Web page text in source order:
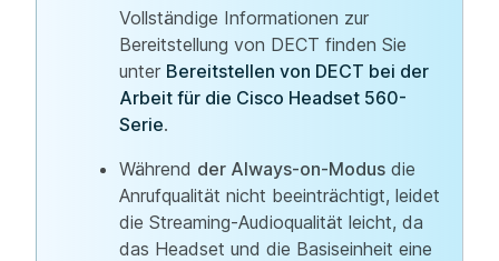
Vollständige Informationen zur
Bereitstellung von DECT finden Sie
unter Bereitstellen von DECT bei der
Arbeit für die Cisco Headset 560-
Serie.
Während der Always-on-Modus die
Anrufqualität nicht beeinträchtigt, leidet
die Streaming-Audioqualität leicht, da
das Headset und die Basiseinheit eine